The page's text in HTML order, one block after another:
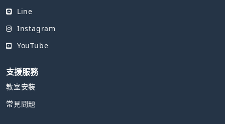
Line
Instagram
YouTube
支援服務
教室安裝
常見問題